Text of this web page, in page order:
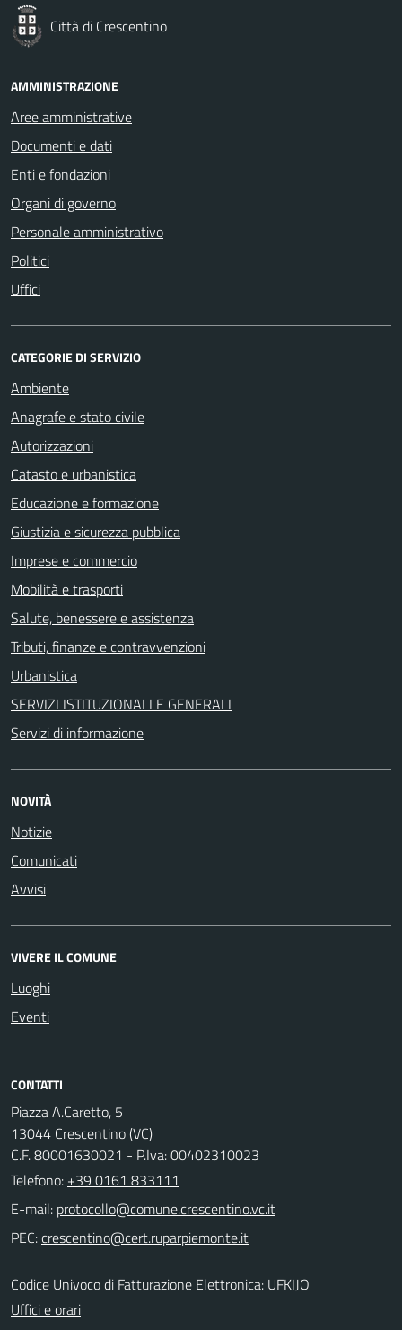
Città di Crescentino
AMMINISTRAZIONE
Aree amministrative
Documenti e dati
Enti e fondazioni
Organi di governo
Personale amministrativo
Politici
Uffici
CATEGORIE DI SERVIZIO
Ambiente
Anagrafe e stato civile
Autorizzazioni
Catasto e urbanistica
Educazione e formazione
Giustizia e sicurezza pubblica
Imprese e commercio
Mobilità e trasporti
Salute, benessere e assistenza
Tributi, finanze e contravvenzioni
Urbanistica
SERVIZI ISTITUZIONALI E GENERALI
Servizi di informazione
NOVITÀ
Notizie
Comunicati
Avvisi
VIVERE IL COMUNE
Luoghi
Eventi
CONTATTI
Piazza A.Caretto, 5
13044 Crescentino (VC)
C.F. 80001630021 - P.Iva: 00402310023
Telefono: +39 0161 833111
E-mail:
PEC:
Codice Univoco di Fatturazione Elettronica: UFKIJO
Uffici e orari